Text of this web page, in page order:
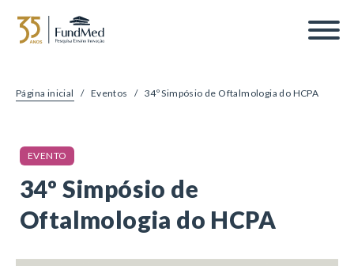
Página inicial / Eventos / 34º Simpósio de Oftalmologia do HCPA
EVENTO
34º Simpósio de
Oftalmologia do HCPA